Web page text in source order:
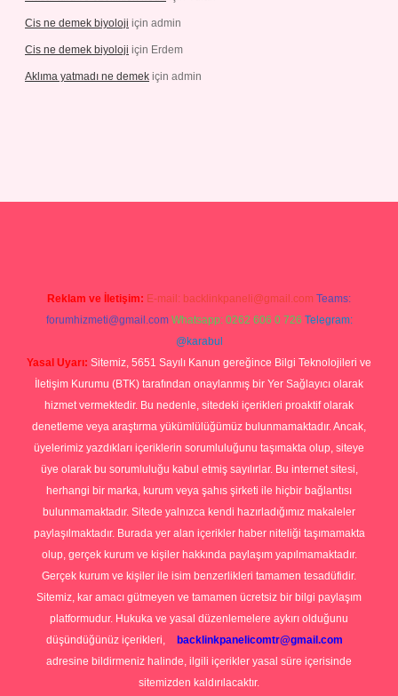
Cis ne demek biyoloji için admin
Cis ne demek biyoloji için Erdem
Aklıma yatmadı ne demek için admin
Reklam ve İletişim: E-mail: backlinkpaneli@gmail.com Teams:
forumhizmeti@gmail.com Whatsapp: 0262 606 0 726 Telegram:
@karabul
Yasal Uyarı: Sitemiz, 5651 Sayılı Kanun gereğince Bilgi Teknolojileri ve
İletişim Kurumu (BTK) tarafından onaylanmış bir Yer Sağlayıcı olarak
hizmet vermektedir. Bu nedenle, sitedeki içerikleri proaktif olarak
denetleme veya araştırma yükümlülüğümüz bulunmamaktadır. Ancak,
üyelerimiz yazdıkları içeriklerin sorumluluğunu taşımakta olup, siteye
üye olarak bu sorumluluğu kabul etmiş sayılırlar. Bu internet sitesi,
herhangi bir marka, kurum veya şahıs şirketi ile hiçbir bağlantısı
bulunmamaktadır. Sitede yalnızca kendi hazırladığımız makaleler
paylaşılmaktadır. Burada yer alan içerikler haber niteliği taşımamakta
olup, gerçek kurum ve kişiler hakkında paylaşım yapılmamaktadır.
Gerçek kurum ve kişiler ile isim benzerlikleri tamamen tesadüfidir.
Sitemiz, kar amacı gütmeyen ve tamamen ücretsiz bir bilgi paylaşım
platformudur. Hukuka ve yasal düzenlemelere aykırı olduğunu
düşündüğünüz içerikleri,
backlinkpanelicomtr@gmail.com
adresine bildirmeniz halinde, ilgili içerikler yasal süre içerisinde
sitemizden kaldırılacaktır.